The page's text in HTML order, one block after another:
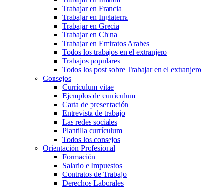
Trabajar en Francia
Trabajar en Inglaterra
Trabajar en Grecia
Trabajar en China
Trabajar en Emiratos Arabes
Todos los trabajos en el extranjero
Trabajos populares
Todos los post sobre Trabajar en el extranjero
Consejos
Currículum vitae
Ejemplos de currículum
Carta de presentación
Entrevista de trabajo
Las redes sociales
Plantilla currículum
Todos los consejos
Orientación Profesional
Formación
Salario e Impuestos
Contratos de Trabajo
Derechos Laborales